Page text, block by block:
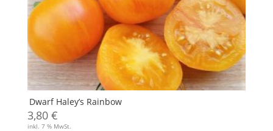
Dwarf Haley’s Rainbow
3,80 €
inkl. 7 % MwSt.